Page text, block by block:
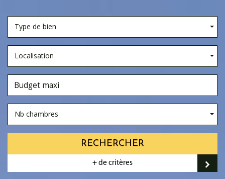
Type de bien
Localisation
Nb chambres
RECHERCHER
+ de critères